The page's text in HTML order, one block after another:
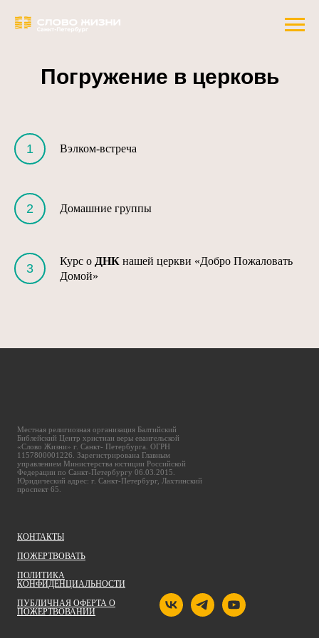
Погружение в церковь
Вэлком-встреча
Домашние группы
Курс о ДНК нашей церкви «Добро Пожаловать
Домой»
Местная религиозная организация Балтийский
Библейский Центр христиан веры евангельской
«Слово Жизни» г. Санкт- Петербурга. ОГРН
1157800001226. Зарегистрирована Главным
управлением Министерства юстиции Российской
Федерации по Санкт-Петербургу 06.03.2015.
Юридический адрес: г. Санкт-Петербург, Лахтинский
проспект 65.
КОНТАКТЫ
ПОЖЕРТВОВАТЬ
ПОЛИТИКА
КОНФИДЕНЦИАЛЬНОСТИ
ПУБЛИЧНАЯ ОФЕРТА О
ПОЖЕРТВОВАНИИ